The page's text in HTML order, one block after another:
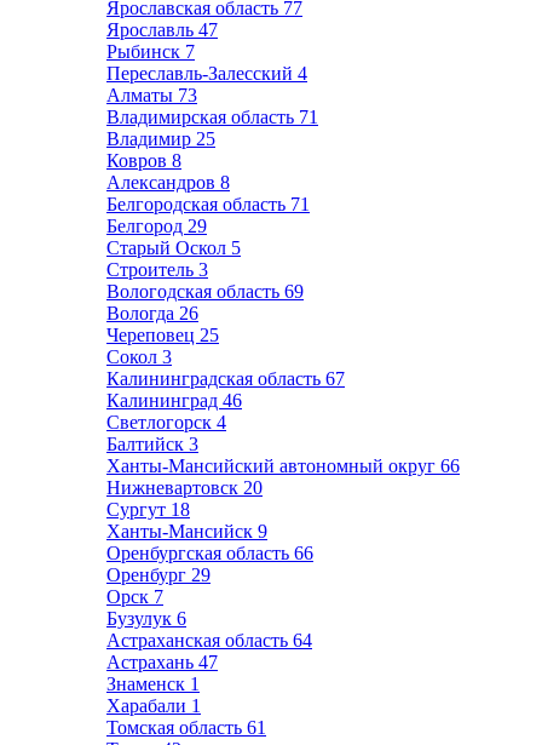
Ярославская область 77
Ярославль 47
Рыбинск 7
Переславль-Залесский 4
Алматы 73
Владимирская область 71
Владимир 25
Ковров 8
Александров 8
Белгородская область 71
Белгород 29
Старый Оскол 5
Строитель 3
Вологодская область 69
Вологда 26
Череповец 25
Сокол 3
Калининградская область 67
Калининград 46
Светлогорск 4
Балтийск 3
Ханты-Мансийский автономный округ 66
Нижневартовск 20
Сургут 18
Ханты-Мансийск 9
Оренбургская область 66
Оренбург 29
Орск 7
Бузулук 6
Астраханская область 64
Астрахань 47
Знаменск 1
Харабали 1
Томская область 61